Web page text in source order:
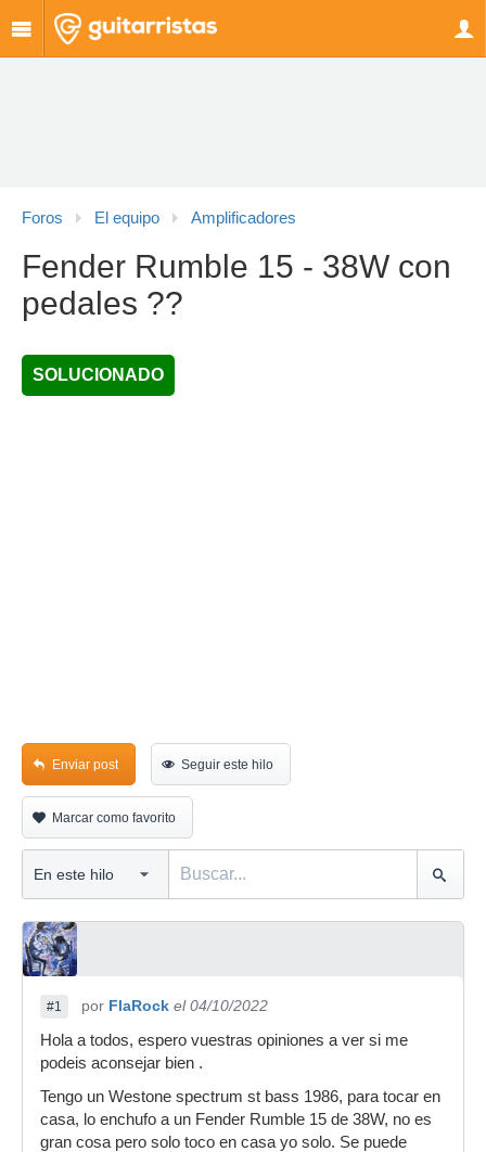
Foros El equipo Amplificadores
Fender Rumble 15 - 38W con
pedales ??
SOLUCIONADO
Enviar post Seguir este hilo
Marcar como favorito
#1 por FlaRock el 04/10/2022
Hola a todos, espero vuestras opiniones a ver si me
podeis aconsejar bien .
Tengo un Westone spectrum st bass 1986, para tocar en
casa, lo enchufo a un Fender Rumble 15 de 38W, no es
gran cosa pero solo toco en casa yo solo. Se puede